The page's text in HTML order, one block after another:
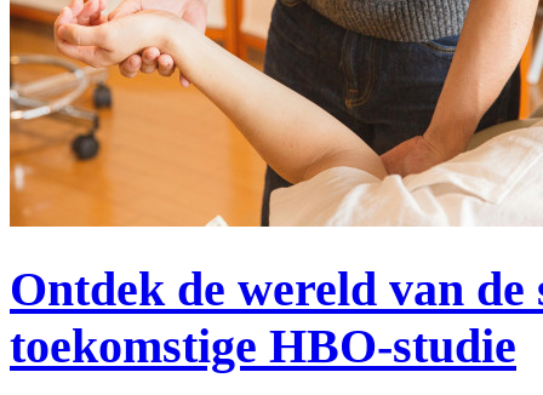
Ontdek de wereld van
toekomstige HBO-studie